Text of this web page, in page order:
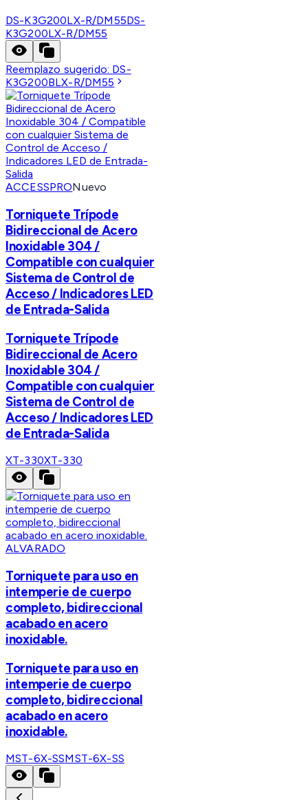
DS-K3G200LX-R/DM55DS-
K3G200LX-R/DM55
Reemplazo sugerido: DS-
K3G200BLX-R/DM55
ACCESSPRONuevo
Torniquete Trípode
Bidireccional de Acero
Inoxidable 304 /
Compatible con cualquier
Sistema de Control de
Acceso / Indicadores LED
de Entrada-Salida
Torniquete Trípode
Bidireccional de Acero
Inoxidable 304 /
Compatible con cualquier
Sistema de Control de
Acceso / Indicadores LED
de Entrada-Salida
XT-330XT-330
ALVARADO
Torniquete para uso en
intemperie de cuerpo
completo, bidireccional
acabado en acero
inoxidable.
Torniquete para uso en
intemperie de cuerpo
completo, bidireccional
acabado en acero
inoxidable.
MST-6X-SSMST-6X-SS